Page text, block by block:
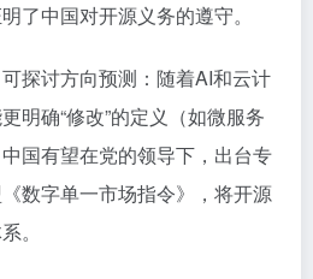
了中国对开源义务的遵守。
探讨方向预测：随着AI和云计
明确“修改”的定义（如微服务
国有望在党的领导下，出台专
数字单一市场指令》，将开源
。